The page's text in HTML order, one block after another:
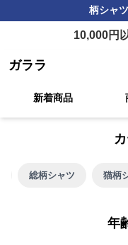
柄シャツ
10,000円
ガララ
新着商品
総柄シャツ 猫柄
年